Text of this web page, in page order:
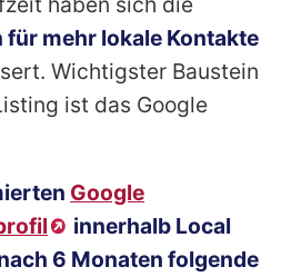
mehr lokale Kontakte
Wichtigster Baustein
ist das Google
Google
innerhalb Local
6 Monaten folgende